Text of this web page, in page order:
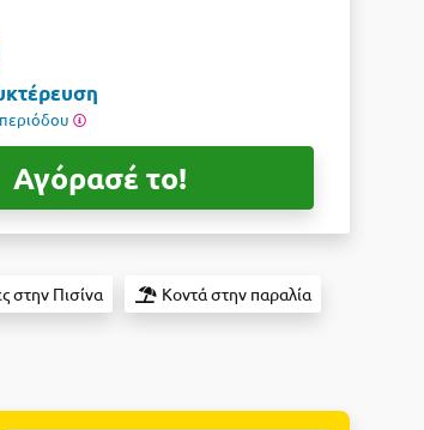
Αγόρασέ το!
στην Πισίνα Κοντά στην παραλία